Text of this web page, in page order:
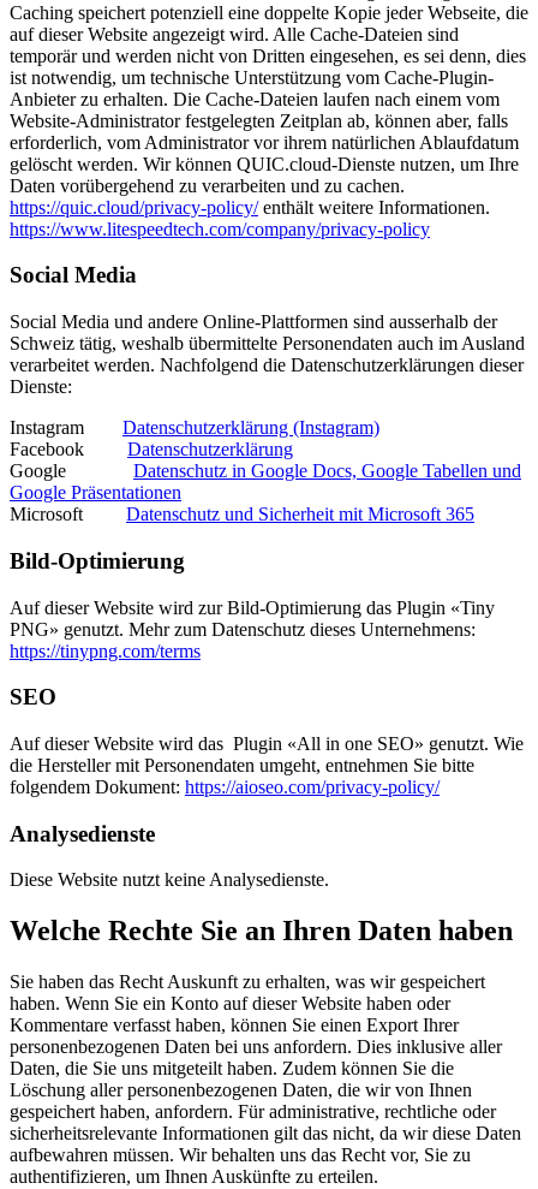
Caching speichert potenziell eine doppelte Kopie jeder Webseite, die
auf dieser Website angezeigt wird. Alle Cache-Dateien sind
temporär und werden nicht von Dritten eingesehen, es sei denn, dies
ist notwendig, um technische Unterstützung vom Cache-Plugin-
Anbieter zu erhalten. Die Cache-Dateien laufen nach einem vom
Website-Administrator festgelegten Zeitplan ab, können aber, falls
erforderlich, vom Administrator vor ihrem natürlichen Ablaufdatum
gelöscht werden. Wir können QUIC.cloud-Dienste nutzen, um Ihre
Daten vorübergehend zu verarbeiten und zu cachen.
https://quic.cloud/privacy-policy/enthält weitere Informationen.
https://www.litespeedtech.com/company/privacy-policy
Social Media
Social Media und andere Online-Plattformen sind ausserhalb der
Schweiz tätig, weshalb übermittelte Personendaten auch im Ausland
verarbeitet werden. Nachfolgend die Datenschutzerklärungen dieser
Dienste:
Instagram Datenschutzerklärung (Instagram)
Facebook Datenschutzerklärung
Google Datenschutz in Google Docs, Google Tabellen und
Google Präsentationen
Microsoft Datenschutz und Sicherheit mit Microsoft 365
Bild-Optimierung
Auf dieser Website wird zur Bild-Optimierung das Plugin «Tiny
PNG» genutzt. Mehr zum Datenschutz dieses Unternehmens:
https://tinypng.com/terms
SEO
Auf dieser Website wird das Plugin «All in one SEO» genutzt. Wie
die Hersteller mit Personendaten umgeht, entnehmen Sie bitte
folgendem Dokument: https://aioseo.com/privacy-policy/
Analysedienste
Diese Website nutzt keine Analysedienste.
Welche Rechte Sie an Ihren Daten haben
Sie haben das Recht Auskunft zu erhalten, was wir gespeichert
haben. Wenn Sie ein Konto auf dieser Website haben oder
Kommentare verfasst haben, können Sie einen Export Ihrer
personenbezogenen Daten bei uns anfordern. Dies inklusive aller
Daten, die Sie uns mitgeteilt haben. Zudem können Sie die
Löschung aller personenbezogenen Daten, die wir von Ihnen
gespeichert haben, anfordern. Für administrative, rechtliche oder
sicherheitsrelevante Informationen gilt das nicht, da wir diese Daten
aufbewahren müssen. Wir behalten uns das Recht vor, Sie zu
authentifizieren, um Ihnen Auskünfte zu erteilen.